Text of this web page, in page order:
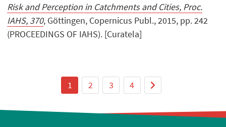
Risk and Perception in Catchments and Cities, Proc.
IAHS, 370, Göttingen, Copernicus Publ., 2015, pp. 242
(PROCEEDINGS OF IAHS). [Curatela]
1 2 3 4